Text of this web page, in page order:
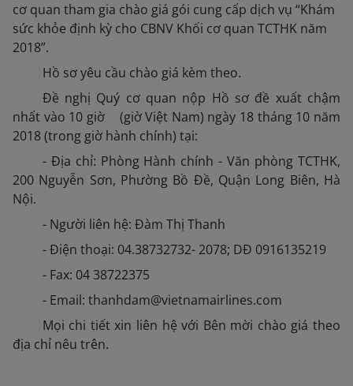
cơ quan tham gia chào giá gói cung cấp dịch vụ “Khám
sức khỏe định kỳ cho CBNV Khối cơ quan TCTHK năm
2018”.
Hồ sơ yêu cầu chào giá kèm theo.
Đề nghị Quý cơ quan nộp Hồ sơ đề xuất chậm
nhất vào 10 giờ (giờ Việt Nam) ngày 18 tháng 10 năm
2018 (trong giờ hành chính) tại:
- Địa chỉ: Phòng Hành chính - Văn phòng TCTHK,
200 Nguyễn Sơn, Phường Bồ Đề, Quận Long Biên, Hà
Nội.
- Người liên hệ: Đàm Thị Thanh
- Điện thoại: 04.38732732- 2078; DĐ 0916135219
- Fax: 04 38722375
- Email: thanhdam@vietnamairlines.com
Mọi chi tiết xin liên hệ với Bên mời chào giá theo
địa chỉ nêu trên.